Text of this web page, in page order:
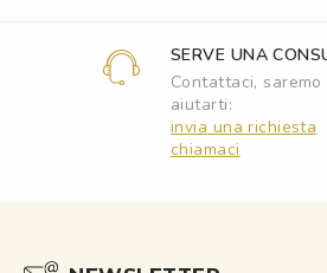
SERVE UNA
Contattaci,
aiutarti:
invia una richiesta
chiamaci